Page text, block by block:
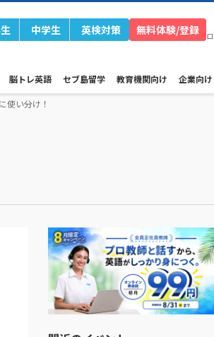
中学生 英検対策 無料体験/登録
脳トレ英語 セブ島留学 教育機関向け 企業向け
使い分け！